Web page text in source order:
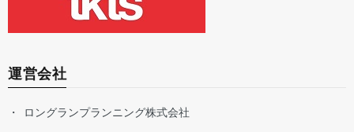
運営会社
ロングランプランニング株式会社